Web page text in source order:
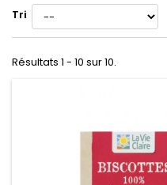
Tri
Résultats 1 - 10 sur 10.